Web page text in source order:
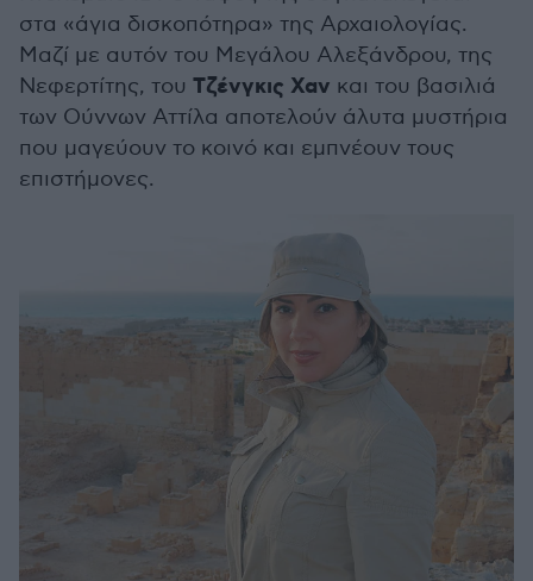
στα «άγια δισκοπότηρα» της Αρχαιολογίας.
Μαζί με αυτόν του Μεγάλου Αλεξάνδρου, της
Νεφερτίτης, του Τζένγκις Χαν και του βασιλιά
των Ούννων Αττίλα αποτελούν άλυτα μυστήρια
που μαγεύουν το κοινό και εμπνέουν τους
επιστήμονες.